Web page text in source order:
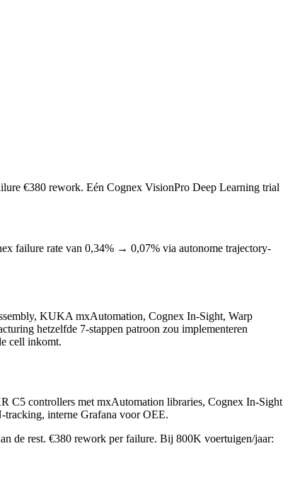
€380 rework. Eén Cognex VisionPro Deep Learning trial
failure rate van 0,34% → 0,07% via autonome trajectory-
KUKA mxAutomation, Cognex In-Sight, Warp
hetzelfde 7-stappen patroon zou implementeren
cell inkomt.
C5 controllers met mxAutomation libraries, Cognex In-Sight
interne Grafana voor OEE.
de rest. €380 rework per failure. Bij 800K voertuigen/jaar: